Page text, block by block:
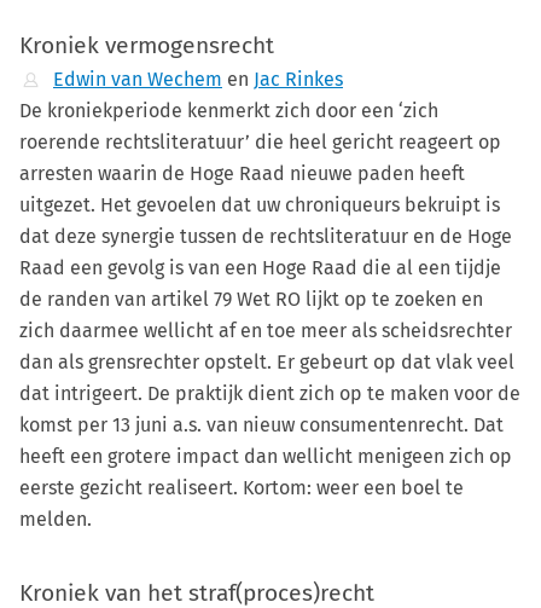
Kroniek vermogensrecht
Edwin van Wechem en Jac Rinkes
De kroniekperiode kenmerkt zich door een ‘zich
roerende rechtsliteratuur’ die heel gericht reageert op
arresten waarin de Hoge Raad nieuwe paden heeft
uitgezet. Het gevoelen dat uw chroniqueurs bekruipt is
dat deze synergie tussen de rechtsliteratuur en de Hoge
Raad een gevolg is van een Hoge Raad die al een tijdje
de randen van artikel 79 Wet RO lijkt op te zoeken en
zich daarmee wellicht af en toe meer als scheidsrechter
dan als grensrechter opstelt. Er gebeurt op dat vlak veel
dat intrigeert. De praktijk dient zich op te maken voor de
komst per 13 juni a.s. van nieuw consumentenrecht. Dat
heeft een grotere impact dan wellicht menigeen zich op
eerste gezicht realiseert. Kortom: weer een boel te
melden.
Kroniek van het straf(proces)recht